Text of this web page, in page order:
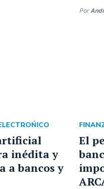
Por
inédita y
a bancos y
El